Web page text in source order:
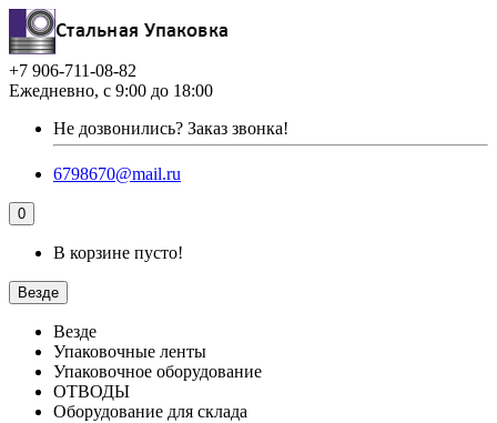
+7 906-711-08-82
Ежедневно, с 9:00 до 18:00
Не дозвонились? Заказ звонка!
6798670@mail.ru
0
В корзине пусто!
Везде
Везде
Упаковочные ленты
Упаковочное оборудование
ОТВОДЫ
Оборудование для склада